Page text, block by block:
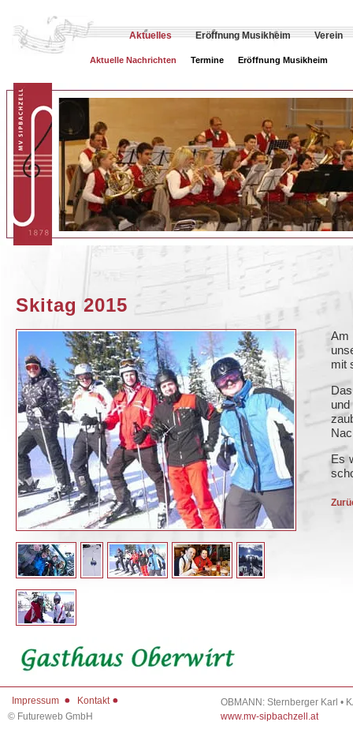
Aktuelles Eröffnung Musikheim Verein
Aktuelle Nachrichten Termine Eröffnung Musikheim
Skitag 2015
Am
mit
Es
Impressum Kontakt
OBMANN: Sternberger Karl •
www.mv-sipbachzell.at
© Futureweb GmbH